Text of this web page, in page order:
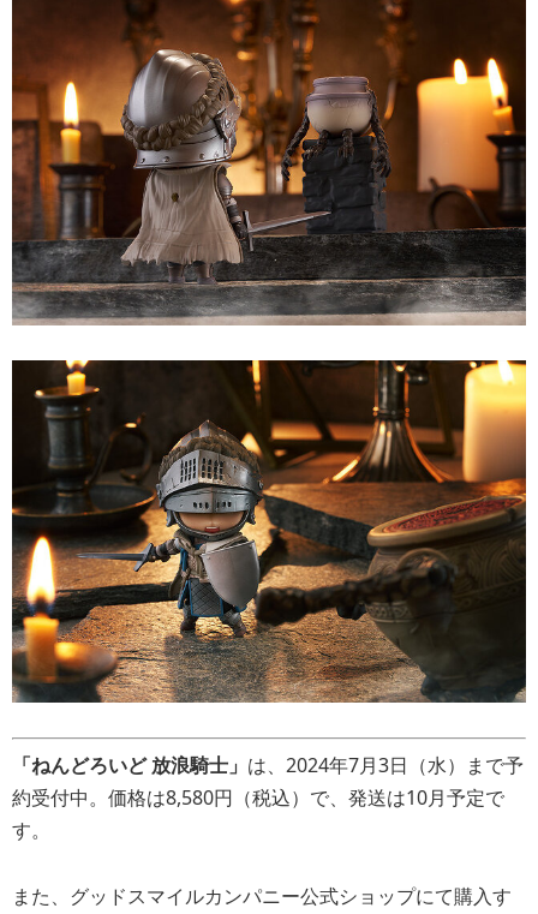
「ねんどろいど 放浪騎士」 は、2024年7月3日（水）まで予
約受付中。価格は8,580円（税込）で、発送は10月予定で
す。
また、グッドスマイルカンパニー公式ショップにて購入す